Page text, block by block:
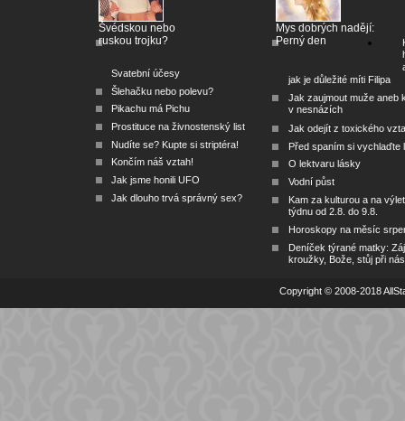
Švédskou nebo
ruskou trojku?
Svatební účesy
Šlehačku nebo polevu?
Pikachu má Pichu
Prostituce na živnostenský list
Nudíte se? Kupte si striptéra!
Končím náš vztah!
Jak jsme honili UFO
Jak dlouho trvá správný sex?
Mys dobrých nadějí:
Perný den
jak je důležité míti Filipa
Jak zaujmout muže aneb
v nesnázích
Jak odejít z toxického
Před spaním si vychlaďte
O lektvaru lásky
Vodní půst
Kam za kulturou a na
týdnu od 2.8. do 9.8.
Horoskopy na měsíc
Deníček týrané matky:
kroužky, Bože, stůj při nás
Copyright © 2008-2018